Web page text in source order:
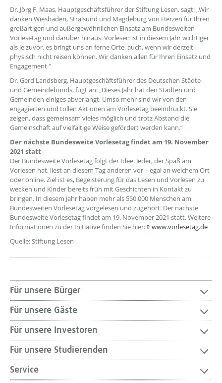
Dr. Jörg F. Maas, Hauptgeschäftsführer der Stiftung Lesen, sagt: „Wir
danken Wiesbaden, Stralsund und Magdeburg von Herzen für Ihren
großartigen und außergewöhnlichen Einsatz am Bundesweiten
Vorlesetag und darüber hinaus. Vorlesen ist in diesem Jahr wichtiger
als je zuvor, es bringt uns an ferne Orte, auch, wenn wir derzeit
physisch nicht reisen können. Wir danken allen für Ihren Einsatz und
Engagement.“
Dr. Gerd Landsberg, Hauptgeschäftsführer des Deutschen Städte-
und Gemeindebunds, fügt an: „Dieses Jahr hat den Städten und
Gemeinden einiges abverlangt. Umso mehr sind wir von den
engagierten und tollen Aktionen am Vorlesetag beeindruckt. Sie
zeigen, dass gemeinsam vieles möglich und trotz Abstand die
Gemeinschaft auf vielfältige Weise gefördert werden kann.“
Der nächste Bundesweite Vorlesetag findet am 19. November
2021 statt
Der Bundesweite Vorlesetag folgt der Idee: Jeder, der Spaß am
Vorlesen hat, liest an diesem Tag anderen vor – egal an welchem Ort
oder online. Ziel ist es, Begeisterung für das Lesen und Vorlesen zu
wecken und Kinder bereits früh mit Geschichten in Kontakt zu
bringen. In diesem Jahr haben mehr als 550.000 Menschen am
Bundesweiten Vorlesetag vorgelesen und zugehört. Der nächste
Bundesweite Vorlesetag findet am 19. November 2021 statt. Weitere
Informationen zu der Initiative finden Sie hier:
www.vorlesetag.de
Quelle: Stiftung Lesen
Für unsere Bürger
Für unsere Gäste
Für unsere Investoren
Für unsere Studierenden
Service